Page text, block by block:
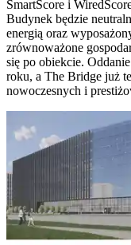
SmartScore i
Budynek będzie
energią oraz
zrównoważone
się po obiekcie.
roku, a The Bridge już
nowoczesnych i